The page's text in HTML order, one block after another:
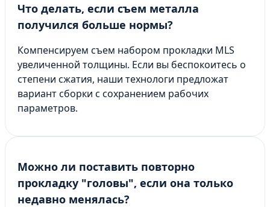
Что делать, если съем металла
получился больше нормы?
Компенсируем съем набором прокладки MLS
увеличенной толщины. Если вы беспокоитесь о
степени сжатия, наши технологи предложат
вариант сборки с сохранением рабочих
параметров.
Можно ли поставить повторно
прокладку "головы", если она только
недавно менялась?